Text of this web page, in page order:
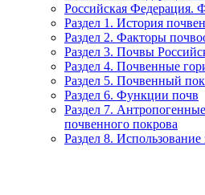
Российская Федерация.
Раздел 1. История
Раздел 2. Факторы
Раздел 3. Почвы
Раздел 4. Почвенные
Раздел 5. Почвенный
Раздел 6. Функции почв
Раздел 7.
почвенного покрова
Раздел 8.